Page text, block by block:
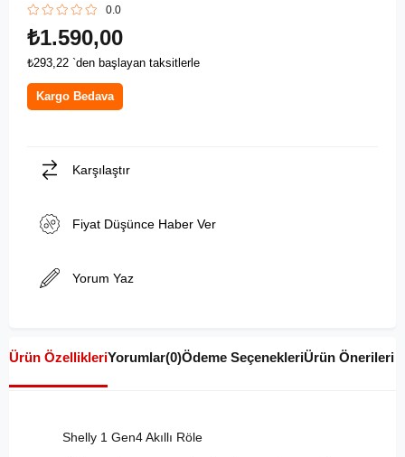
0.0
₺1.590,00
₺293,22 `den başlayan taksitlerle
Kargo Bedava
Karşılaştır
Fiyat Düşünce Haber Ver
Yorum Yaz
Ürün ÖzellikleriYorumlar(0)Ödeme SeçenekleriÜrün Önerileri
Shelly 1 Gen4 Akıllı Röle